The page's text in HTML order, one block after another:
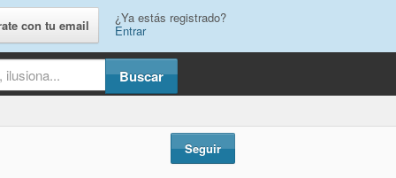
con tu email ¿Ya estás registrado?
Entrar
Seguir